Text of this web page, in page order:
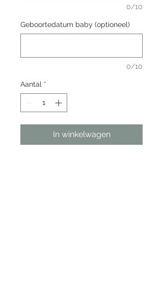
0/10
Geboortedatum baby (optioneel)
0/10
Aantal *
In winkelwagen